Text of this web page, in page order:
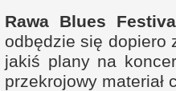
Rawa Blues
odbędzie się dopiero
jakiś plany na
prze­krojowy materiał